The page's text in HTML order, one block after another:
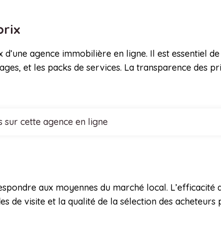
agence immobilière en ligne. Il est essentiel
et les packs de services. La transparence des
sur cette agence en ligne
aux moyennes du marché local. L’efficacité
de visite et la qualité de la sélection des acheteurs